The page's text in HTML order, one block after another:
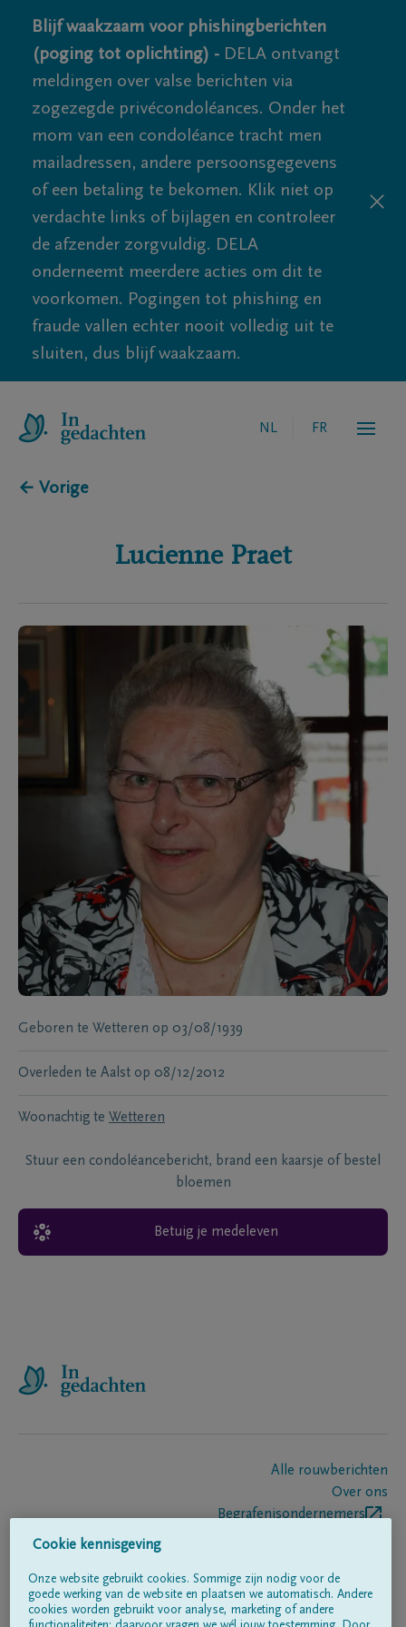
Blijf waakzaam voor phishingberichten
(poging tot oplichting) - DELA ontvangt
meldingen over valse berichten via
zogezegde privécondoléances. Onder het
mom van een condoléance tracht men
mailadressen, andere persoonsgegevens
of een betaling te bekomen. Klik niet op
verdachte links of bijlagen en controleer
de afzender zorgvuldig. DELA
onderneemt meerdere acties om dit te
voorkomen. Pogingen tot phishing en
fraude vallen echter nooit volledig uit te
sluiten, dus blijf waakzaam.
NL FR
← Vorige
Lucienne Praet
Geboren te Wetteren op 03/08/1939
Overleden te Aalst op 08/12/2012
Woonachtig te Wetteren
Stuur een condoléancebericht, brand een kaarsje of bestel
bloemen
Betuig je medeleven
Alle rouwberichten
Over ons
Begrafenisondernemers
Volg ons op
Cookie kennisgeving
Onze website gebruikt cookies. Sommige zijn nodig voor de
goede werking van de website en plaatsen we automatisch. Andere
cookies worden gebruikt voor analyse, marketing of andere